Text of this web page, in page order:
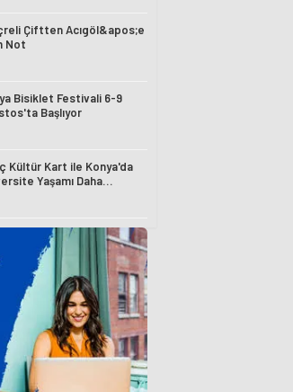
Çiftten Acıgöl&apos;e
Not
Bisiklet Festivali 6-9
Başlıyor
Kültür Kart ile Konya'da
Yaşamı Daha